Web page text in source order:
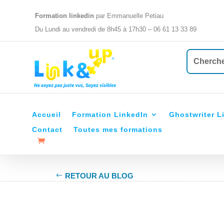
Formation linkedin par Emmanuelle Petiau
Du Lundi au vendredi de 8h45 à 17h30 – 06 61 13 33 89
Accueil Formation LinkedIn
Ghostwriter
Contact
Toutes mes formations
RETOUR AU BLOG